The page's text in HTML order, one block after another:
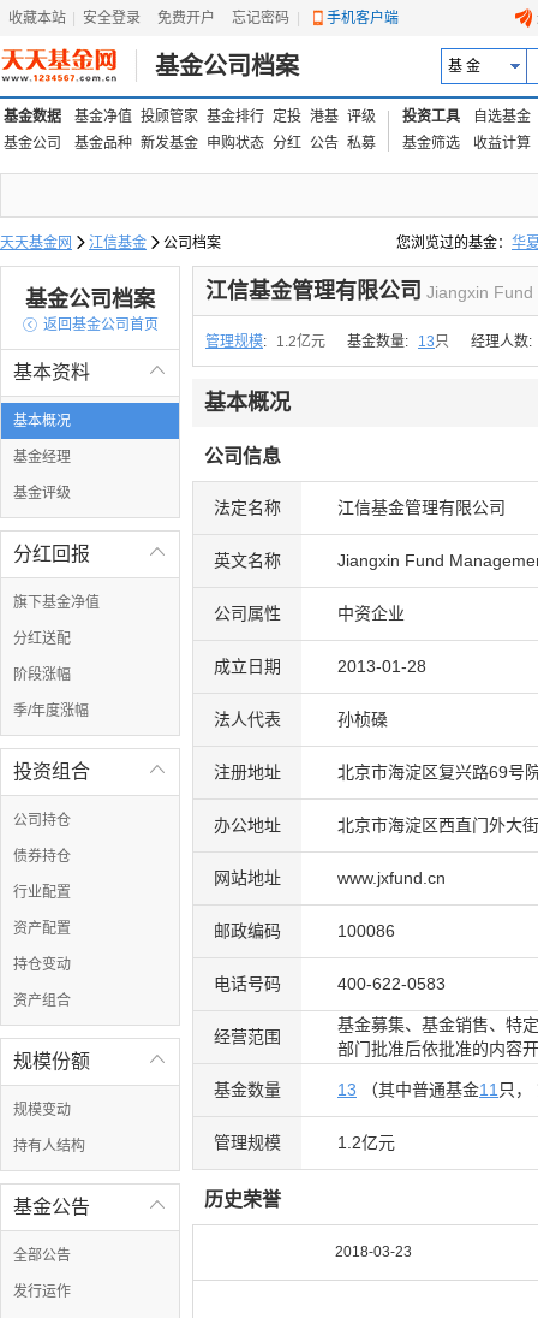
收藏本站 安全登录 免费开户 忘记密码 手机客户端
基金公司档案 基 金
基金数据 基金净值 投顾管家 基金排行 定投 港基 评级
基金公司
基金品种 新发基金 申购状态 分红 公告 私募
投资工具
自选基金
基金筛选
收益计算
天天基金网  江信基金  公司档案 您浏览过的基金： 华
易方达上证中盘ETF联
基金公司档案
 返回基金公司首页

基本资料
基本概况
基金经理
基金评级

分红回报
旗下基金净值
分红送配
阶段涨幅
季/年度涨幅

投资组合
公司持仓
债券持仓
行业配置
资产配置
持仓变动
资产组合

规模份额
规模变动
持有人结构

基金公告
全部公告
发行运作
江信基金管理有限公司 Jiangxin
管理规模: 1.2亿元 基金数量: 13只 经理人数:
基本概况
公司信息
法定名称 江信基金管理有限公司
英文名称 Jiangxin Fund
公司属性 中资企业
成立日期 2013-01-28
法人代表 孙桢磉
注册地址 北京市海淀区复兴路69号
办公地址 北京市海淀区西直门外大
网站地址 www.jxfund.cn
邮政编码 100086
电话号码 400-622-0583
经营范围
基金募集、基金销售、特
部门批准后依批准的内容
基金数量 13 （其中普通基金11 只，
管理规模 1.2亿元
历史荣誉
2018-03-23